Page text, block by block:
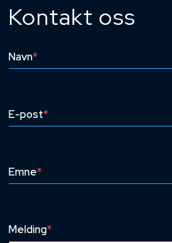
Kontakt oss
Navn*
E-post*
Emne*
Melding*